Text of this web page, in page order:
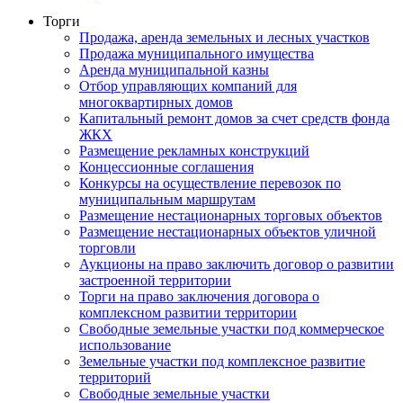
Торги
Продажа, аренда земельных и лесных участков
Продажа муниципального имущества
Аренда муниципальной казны
Отбор управляющих компаний для
многоквартирных домов
Капитальный ремонт домов за счет средств фонда
ЖКХ
Размещение рекламных конструкций
Концессионные соглашения
Конкурсы на осуществление перевозок по
муниципальным маршрутам
Размещение нестационарных торговых объектов
Размещение нестационарных объектов уличной
торговли
Аукционы на право заключить договор о развитии
застроенной территории
Торги на право заключения договора о
комплексном развитии территории
Свободные земельные участки под коммерческое
использование
Земельные участки под комплексное развитие
территорий
Свободные земельные участки